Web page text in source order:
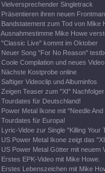
Vielversprechender Singletrack
Präsentieren ihren neuen
Bandstatement zum Tod von Mike
Ausnahmestimme Mike Howe
"Classic Live" kommt im Oktober
Neuer Song "For No Reason"
Coole Compilation und neues Video
Nächste Kostprobe online
Saftiger Videoclip und Albuminfos
Zeigen Teaser zum "XI" Nachfolger
Tourdates für Deutschland!
Power Metal Ikone mit "Needle
Tourdates für Europa!
Lyric-Vidoe zur Single "Killing Your
US Power Metal Ikone zeigt das
US Power Metal Götter mit neuem
Erstes EPK-Video mit Mike Howe.
Erstes Lebenszeichen mit Mike